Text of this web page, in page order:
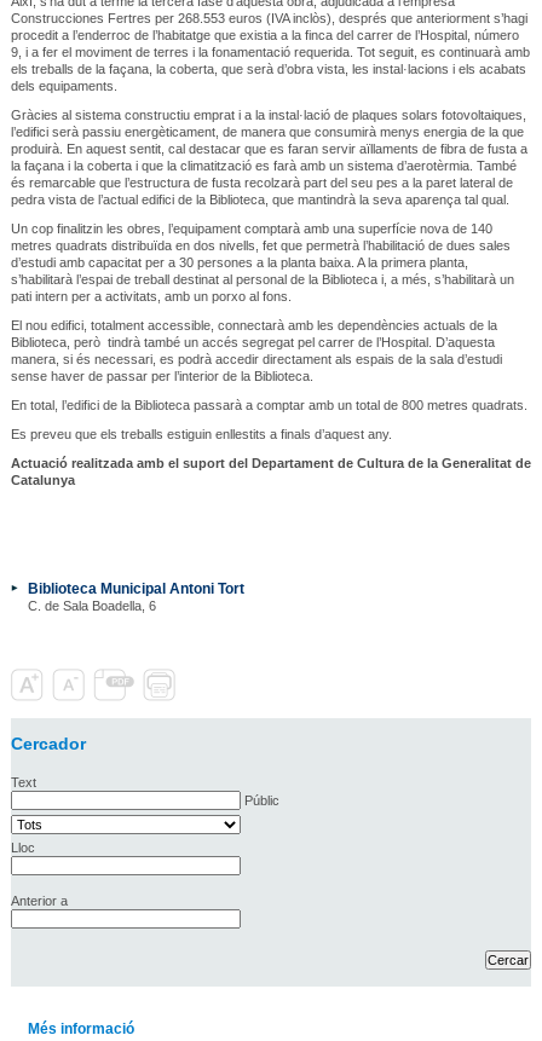
Construcciones Fertres per 268.553 euros (IVA inclòs), després que anteriorment s’hagi
procedit a l’enderroc de l’habitatge que existia a la finca del carrer de l’Hospital, número
9, i a fer el moviment de terres i la fonamentació requerida. Tot seguit, es continuarà amb
els treballs de la façana, la coberta, que serà d’obra vista, les instal·lacions i els acabats
dels equipaments.
Gràcies al sistema constructiu emprat i a la instal·lació de plaques solars fotovoltaiques,
l’edifici serà passiu energèticament, de manera que consumirà menys energia de la que
produirà. En aquest sentit, cal destacar que es faran servir aïllaments de fibra de fusta a
la façana i la coberta i que la climatització es farà amb un sistema d’aerotèrmia. També
és remarcable que l’estructura de fusta recolzarà part del seu pes a la paret lateral de
pedra vista de l’actual edifici de la Biblioteca, que mantindrà la seva aparença tal qual.
Un cop finalitzin les obres, l’equipament comptarà amb una superfície nova de 140
metres quadrats distribuïda en dos nivells, fet que permetrà l’habilitació de dues sales
d’estudi amb capacitat per a 30 persones a la planta baixa. A la primera planta,
s’habilitarà l’espai de treball destinat al personal de la Biblioteca i, a més, s’habilitarà un
pati intern per a activitats, amb un porxo al fons.
El nou edifici, totalment accessible, connectarà amb les dependències actuals de la
Biblioteca, però tindrà també un accés segregat pel carrer de l’Hospital. D’aquesta
manera, si és necessari, es podrà accedir directament als espais de la sala d’estudi
sense haver de passar per l’interior de la Biblioteca.
En total, l’edifici de la Biblioteca passarà a comptar amb un total de 800 metres quadrats.
Es preveu que els treballs estiguin enllestits a finals d’aquest any.
Actuació realitzada amb el suport del Departament de Cultura de la Generalitat de
Catalunya
Biblioteca Municipal Antoni Tort
C. de Sala Boadella, 6
Cercador
Text
Públic
Lloc
Anterior a
Més informació